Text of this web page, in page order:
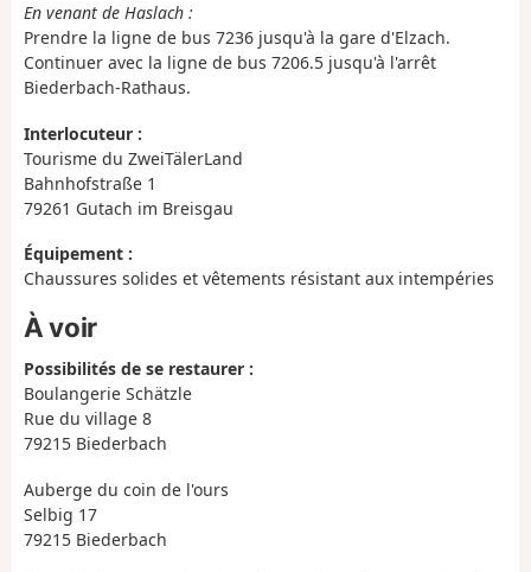
En venant de Haslach :
Prendre la ligne de bus 7236 jusqu'à la gare d'Elzach.
Continuer avec la ligne de bus 7206.5 jusqu'à l'arrêt
Biederbach-Rathaus.
Interlocuteur :
Tourisme du ZweiTälerLand
Bahnhofstraße 1
79261 Gutach im Breisgau
Équipement :
Chaussures solides et vêtements résistant aux intempéries
À voir
Possibilités de se restaurer :
Boulangerie Schätzle
Rue du village 8
79215 Biederbach
Auberge du coin de l'ours
Selbig 17
79215 Biederbach